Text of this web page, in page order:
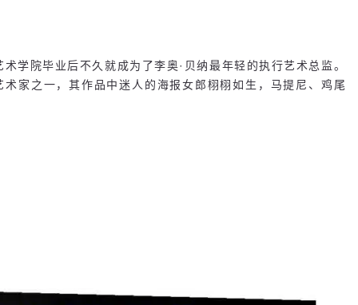
院毕业后不久就成为了李奥·贝纳最年轻的执行艺术总监。
家之一，其作品中迷人的海报女郎栩栩如生，马提尼、鸡尾